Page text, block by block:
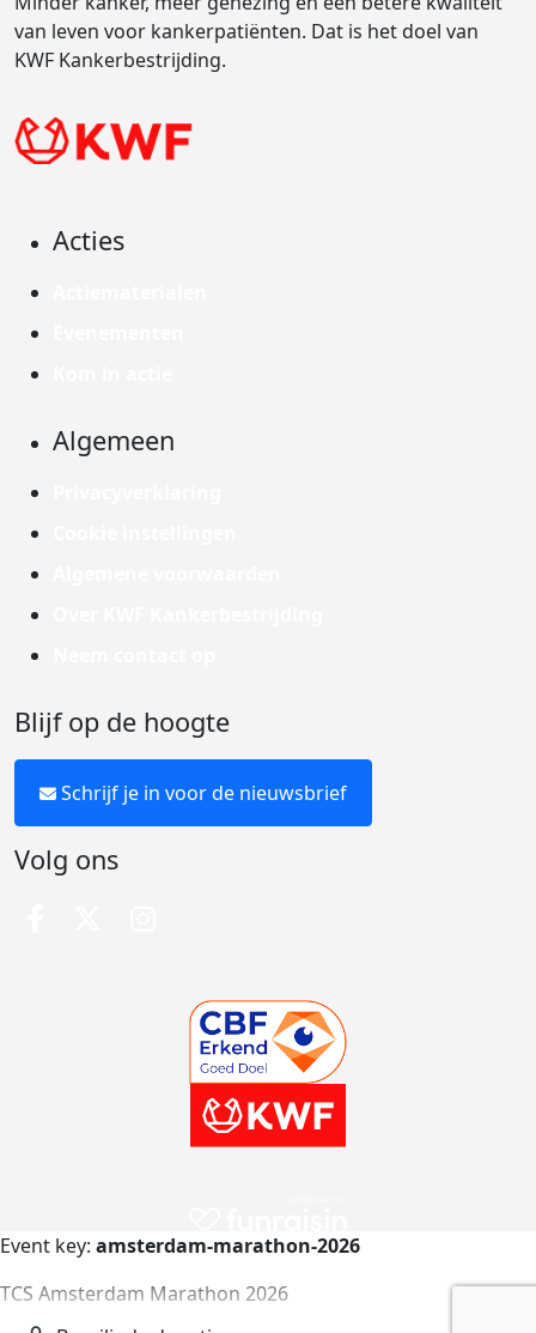
van leven voor kankerpatiënten. Dat is het doel van
KWF Kankerbestrijding.
Acties
Algemeen
Blijf op de hoogte
Schrijf je in voor de nieuwsbrief
Volg ons
Event key: amsterdam-marathon-2026
TCS Amsterdam Marathon 2026